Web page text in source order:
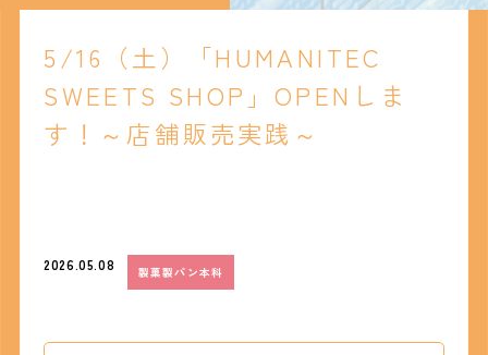
5/16（土）「HUMANITEC
SWEETS SHOP」OPENしま
す！～店舗販売実践～
2026.05.08 製菓製パン本科